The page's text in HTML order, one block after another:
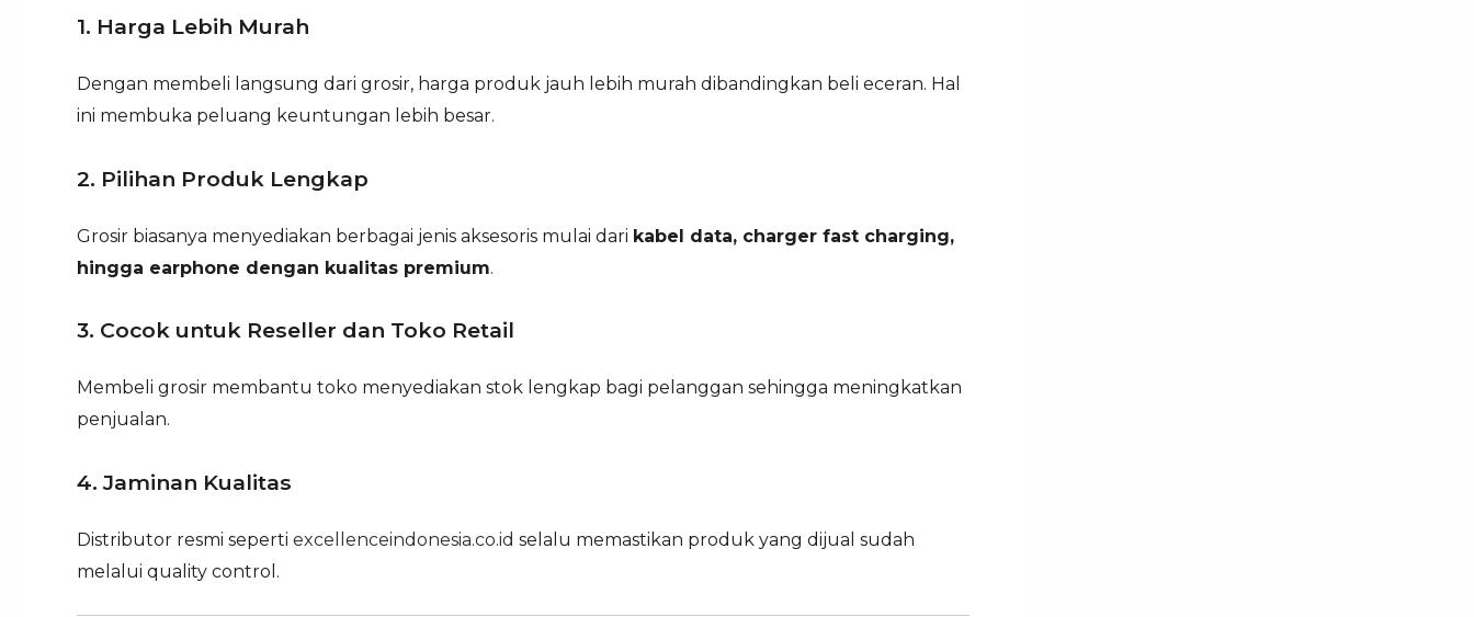
1. Harga Lebih Murah
Dengan membeli langsung dari grosir, harga produk jauh lebih murah dibandingkan beli eceran. Hal
ini membuka peluang keuntungan lebih besar.
2. Pilihan Produk Lengkap
Grosir biasanya menyediakan berbagai jenis aksesoris mulai dari kabel data, charger fast charging,
hingga earphone dengan kualitas premium.
3. Cocok untuk Reseller dan Toko Retail
Membeli grosir membantu toko menyediakan stok lengkap bagi pelanggan sehingga meningkatkan
penjualan.
4. Jaminan Kualitas
Distributor resmi seperti excellenceindonesia.co.id selalu memastikan produk yang dijual sudah
melalui quality control.